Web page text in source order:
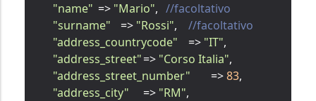
"name"
	=>
"Mario"
//facoltativo
"surname"
	=>
"Rossi"
//facoltativo
"address_countrycode"
	=>
"IT",
"address_street"
	=>
"Corso Italia",
"address_street_number"
	=>
83,
"address_city"
	=>
"RM",